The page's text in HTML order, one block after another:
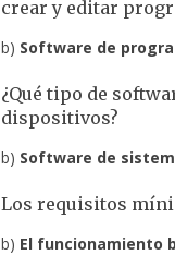
crear y editar
b) Software de
¿Qué tipo de
dispositivos?
b) Software de
Los requisitos
b) El funcionamiento